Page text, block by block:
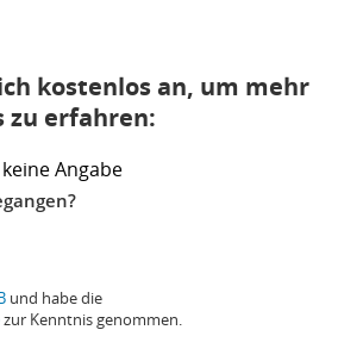
kostenlos an, um mehr
zu erfahren:
keine Angabe
und habe die
zur Kenntnis genommen.